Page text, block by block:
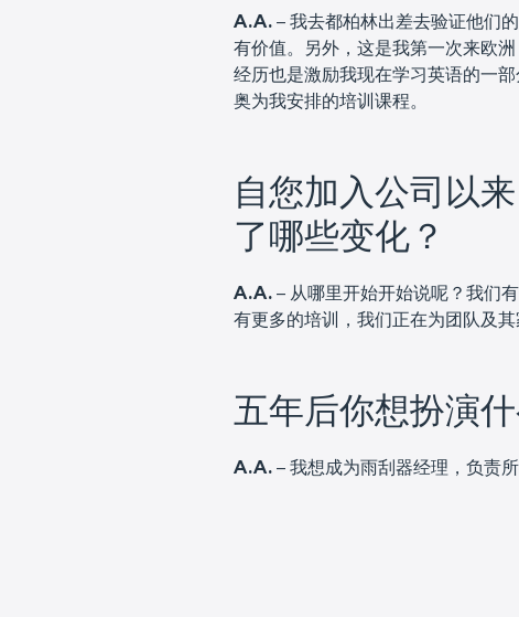
A.A. – 我去都柏林出差去验证他们
有价值。另外，这是我第一次来欧
经历也是激励我现在学习英语的一
奥为我安排的培训课程。
自您加入公司以
了哪些变化？
A.A. – 从哪里开始开始说呢？我们
有更多的培训，我们正在为团队及
五年后你想扮演
A.A. – 我想成为雨刮器经理，负责